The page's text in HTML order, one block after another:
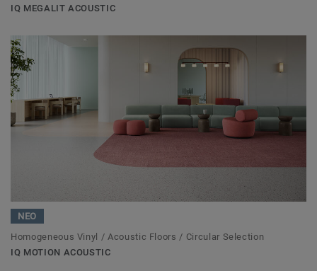
IQ MEGALIT ACOUSTIC
ΝΕΟ
Homogeneous Vinyl / Acoustic Floors / Circular Selection
IQ MOTION ACOUSTIC